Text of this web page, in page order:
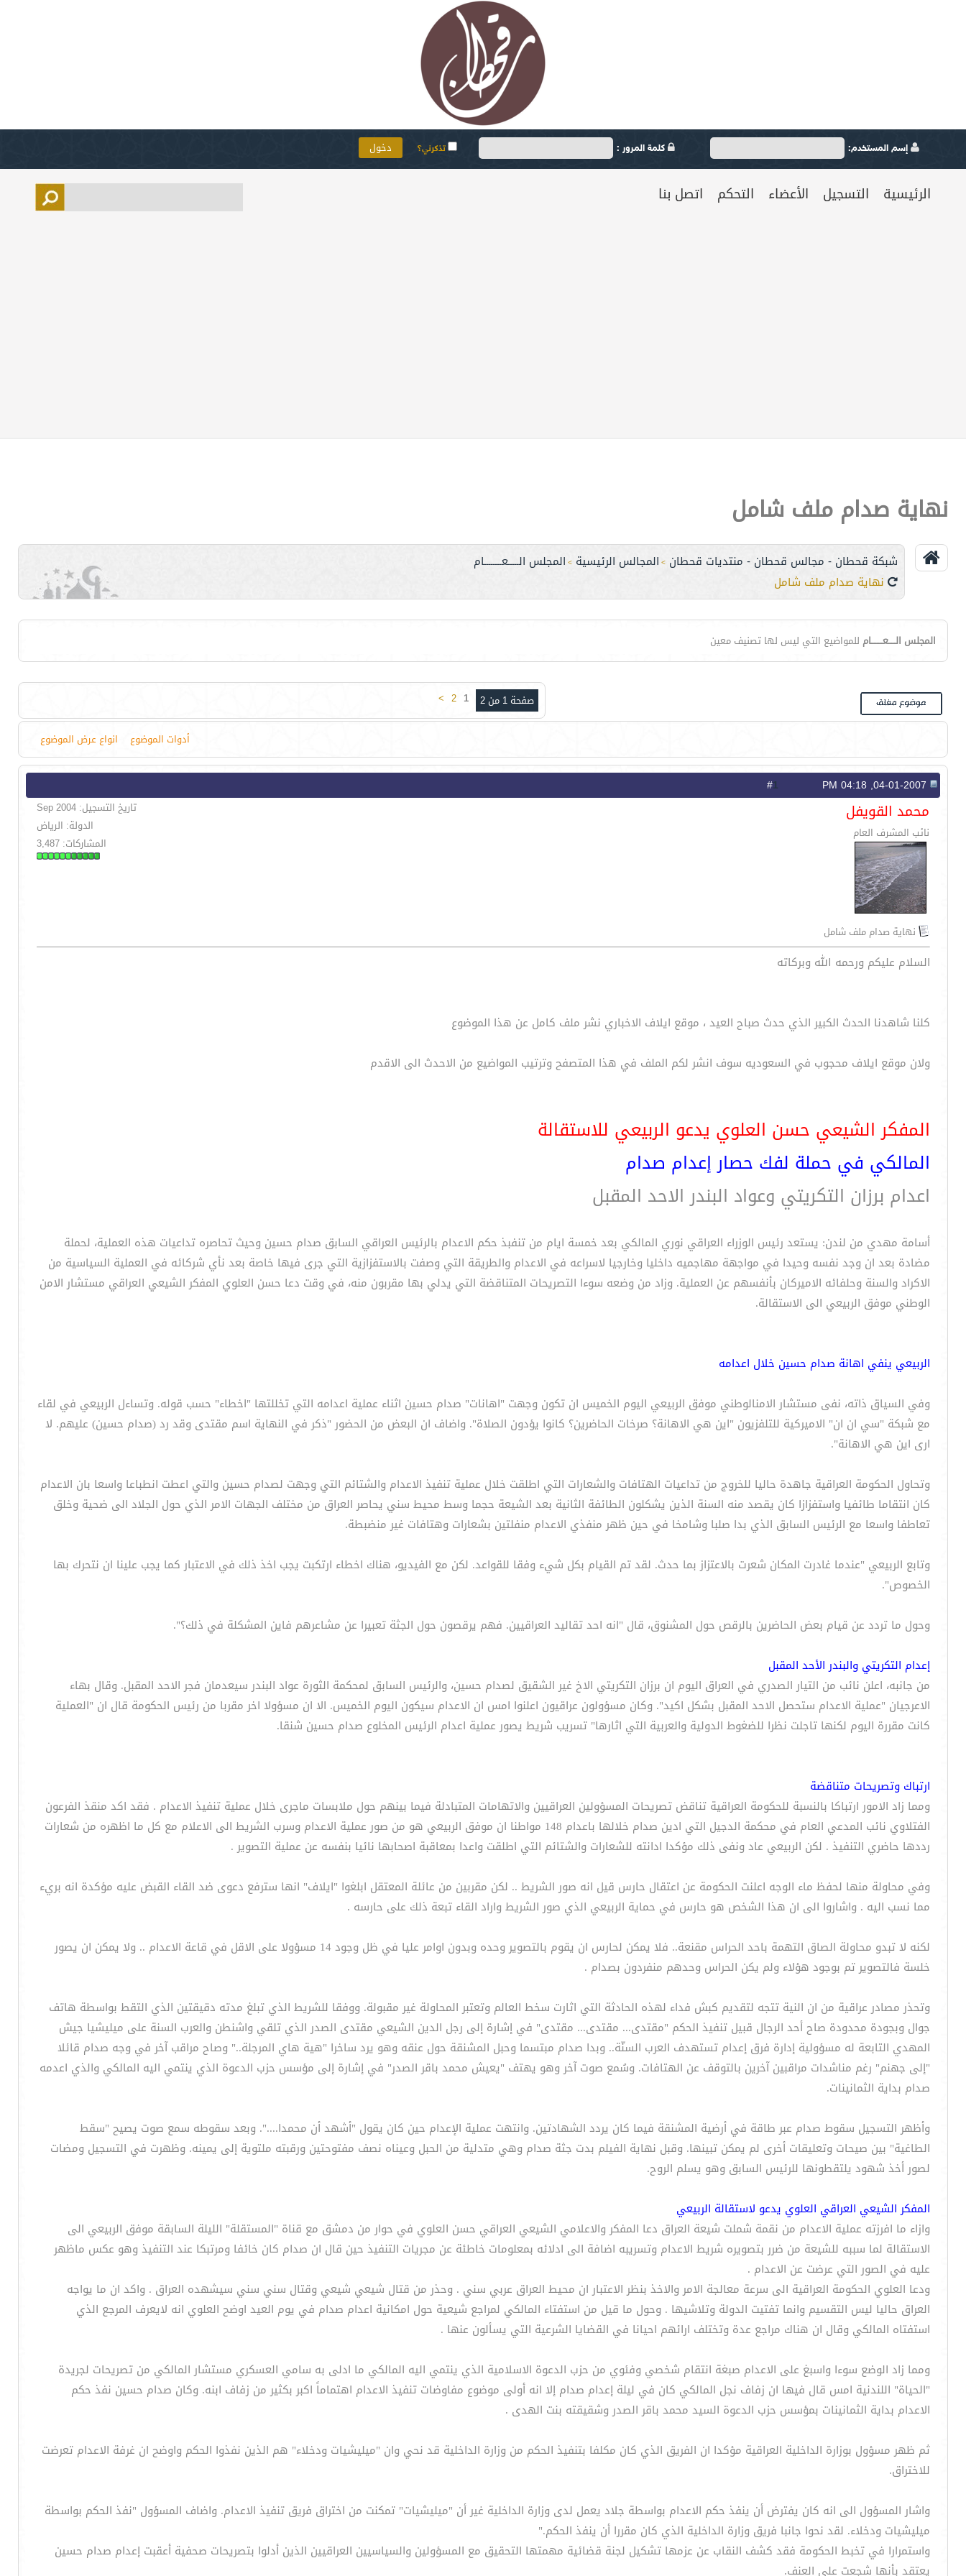
إسم المستخدم: كلمة المرور : تذكرني؟
الرئيسية التسجيل الأعضاء التحكم اتصل بنا
نهاية صدام ملف شامل
شبكة قحطان - مجالس قحطان - منتديات قحطان > المجالس الرئيسية > المجلس الـــــعــــــــام
نهاية صدام ملف شامل
المجلس الـــــعــــــــام للمواضيع التي ليس لها تصنيف معين
صفحة 1 من 2 1
2
>
أدوات الموضوع انواع عرض الموضوع
1
محمد القويفل
نائب المشرف العام
تاريخ التسجيل: Sep 2004
الدولة: الرياض
المشاركات: 3,487
نهاية صدام ملف شامل
السلام عليكم ورحمه الله وبركاته
كلنا شاهدنا الحدث الكبير الذي حدث صباح العيد ، موقع ايلاف الاخباري نشر ملف كامل عن هذا الموضوع
ولان موقع ايلاف محجوب في السعوديه سوف انشر لكم الملف في هذا المتصفح وترتيب المواضيع من الاحدث الى الاقدم
المفكر الشيعي حسن العلوي يدعو الربيعي للاستقالة
المالكي في حملة لفك حصار إعدام صدام
اعدام برزان التكريتي وعواد البندر الاحد المقبل
أسامة مهدي من لندن: يستعد رئيس الوزراء العراقي نوري المالكي بعد خمسة ايام من تنفبذ حكم الاعدام بالرئيس العراقي السابق صدام حسين وحيث تحاصره تداعيات هذه العملية، لحملة
مضادة بعد ان وجد نفسه وحيدا في مواجهة مهاجميه داخليا وخارجيا لاسراعه في الاعدام والطريقة التي وصفت بالاستفزازية التي جرى فيها خاصة بعد نأي شركائه في العملية السياسية من
الاكراد والسنة وحلفائه الاميركان بأنفسهم عن العملية. وزاد من وضعه سوءا التصريحات المتناقضة التي يدلي بها مقربون منه، في وقت دعا حسن العلوي المفكر الشيعي العراقي مستشار الامن
الوطني موفق الربيعي الى الاستقالة.
الربيعي ينفي اهانة صدام حسين خلال اعدامه
وفي السياق ذاته، نفى مستشار الامنالوطني موفق الربيعي اليوم الخميس ان تكون وجهت "اهانات" صدام حسين اثناء عملية اعدامه التي تخللتها "اخطاء" حسب قوله. وتساءل الربيعي في لقاء
مع شبكة "سي ان ان" الاميركية للتلفزيون "اين هي الاهانة؟ صرخات الحاضرين؟ كانوا يؤدون الصلاة". واضاف ان البعض من الحضور "ذكر في النهاية اسم مقتدى وقد رد (صدام حسين) عليهم. لا
ارى اين هي الاهانة".
وتحاول الحكومة العراقية جاهدة حاليا للخروج من تداعيات الهتافات والشعارات التي اطلقت خلال عملية تنفيذ الاعدام والشتائم التي وجهت لصدام حسين والتي اعطت انطباعا واسعا بان الاعدام
كان انتقاما طائفيا واستفزازا كان يقصد منه السنة الذين يشكلون الطائفة الثانية بعد الشيعة حجما وسط محيط سني يحاصر العراق من مختلف الجهات الامر الذي حول الجلاد الى ضحية وخلق
تعاطفا واسعا مع الرئيس السابق الذي بدا صلبا وشامخا في حين ظهر منفذي الاعدام منفلتين بشعارات وهتافات غير منضبطة.
وتابع الربيعي "عندما غادرت المكان شعرت بالاعتزاز بما حدث. لقد تم القيام بكل شيء وفقا للقواعد. لكن مع الفيديو، هناك اخطاء ارتكبت يجب اخذ ذلك في الاعتبار كما يجب علينا ان نتحرك بها
الخصوص".
وحول ما تردد عن قيام بعض الحاضرين بالرقص حول المشنوق، قال "انه احد تقاليد العراقيين. فهم يرقصون حول الجثة تعبيرا عن مشاعرهم فاين المشكلة في ذلك؟".
إعدام التكريتي والبندر الأحد المقبل
من جانبه، اعلن نائب من التيار الصدري في العراق اليوم ان برزان التكريتي الاخ غير الشقيق لصدام حسين، والرئيس السابق لمحكمة الثورة عواد البندر سيعدمان فجر الاحد المقبل. وقال بهاء
الاعرجيان "عملية الاعدام ستحصل الاحد المقبل بشكل اكيد". وكان مسؤولون عراقيون اعلنوا امس ان الاعدام سيكون اليوم الخميس. الا ان مسؤولا اخر مقربا من رئيس الحكومة قال ان "العملية
كانت مقررة اليوم لكنها تاجلت نظرا للضغوط الدولية والعربية التي اثارها" تسريب شريط يصور عملية اعدام الرئيس المخلوع صدام حسين شنقا.
ارتباك وتصريحات متناقضة
ومما زاد الامور ارتباكا بالنسبة للحكومة العراقية تناقض تصريحات المسؤولين العراقيين والاتهامات المتبادلة فيما بينهم حول ملابسات ماجرى خلال عملية تنفيذ الاعدام . فقد اكد منقذ الفرعون
الفتلاوي نائب المدعي العام في محكمة الدجيل التي ادين صدام خلالها باعدام 148 مواطنا ان موفق الربيعي هو من صور عملية الاعدام وسرب الشريط الى الاعلام مع كل ما اظهره من شعارات
رددها حاضري التنفيذ . لكن الربيعي عاد ونفى ذلك مؤكدا ادانته للشعارات والشتائم التي اطلقت واعدا بمعاقبة اصحابها نائيا بنفسه عن عملية التصوير .
وفي محاولة منها لحفظ ماء الوجه اعلنت الحكومة عن اعتقال حارس قيل انه صور الشريط .. لكن مقربين من عائلة المعتقل ابلغوا "ايلاف" انها سترفع دعوى ضد القاء القبض عليه مؤكدة انه بريء
مما نسب اليه . واشاروا الى ان هذا الشخص هو حارس في حماية الربيعي الذي صور الشريط واراد القاء تبعة ذلك على حارسه .
لكنه لا تبدو محاولة الصاق التهمة باحد الحراس مقنعة.. فلا يمكن لحارس ان يقوم بالتصوير وحده وبدون اوامر عليا في ظل وجود 14 مسؤولا على الاقل في قاعة الاعدام .. ولا يمكن ان يصور
خلسة فالتصوير تم بوجود هؤلاء ولم يكن الحراس وحدهم منفردون بصدام .
وتحذر مصادر عراقية من ان النية تتجه لتقديم كبش فداء لهذه الحادثة التي اثارت سخط العالم وتعتبر المحاولة غير مقبولة. ووفقا للشريط الذي تبلغ مدته دقيقتين الذي التقط بواسطة هاتف
جوال وبجودة محدودة صاح أحد الرجال قبيل تنفيذ الحكم "مقتدى... مقتدى... مقتدى" في إشارة إلى رجل الدين الشيعي مقتدى الصدر الذي تلقي واشنطن والعرب السنة على ميليشيا جيش
المهدي التابعة له مسؤولية إدارة فرق إعدام تستهدف العرب السنّة.. وبدا صدام مبتسما وحبل المشنقة حول عنقه وهو يرد ساخرا "هية هاي المرجلة.." وصاح مراقب آخر في وجه صدام قائلا
"إلى جهنم" رغم مناشدات مراقبين آخرين بالتوقف عن الهتافات. وسُمع صوت آخر وهو يهتف "يعيش محمد باقر الصدر" في إشارة إلى مؤسس حزب الدعوة الذي ينتمي اليه المالكي والذي اعدمه
صدام بداية الثمانينات.
وأظهر التسجيل سقوط صدام عبر طاقة في أرضية المشنقة فيما كان يردد الشهادتين. وانتهت عملية الإعدام حين كان يقول "أشهد أن محمدا....". وبعد سقوطه سمع صوت يصيح "سقط
الطاغية" بين صيحات وتعليقات أخرى لم يمكن تبينها. وقبل نهاية الفيلم بدت جثة صدام وهي متدلية من الحبل وعيناه نصف مفتوحتين ورقبته ملتوية إلى يمينه. وظهرت في التسجيل ومضات
لصور أخذ شهود يلتقطونها للرئيس السابق وهو يسلم الروح.
المفكر الشيعي العراقي العلوي يدعو لاستقالة الربيعي
وازاء ما افرزته عملية الاعدام من نقمة شملت شيعة العراق دعا المفكر والاعلامي الشيعي العراقي حسن العلوي في حوار من دمشق مع قناة "المستقلة" الليلة السابقة موفق الربيعي الى
الاستقالة لما سببه للشيعة من ضرر بتصويره شريط الاعدام وتسريبه اضافة الى ادلائه بمعلومات خاطئة عن مجريات التنفيذ حين قال ان صدام كان خائفا ومرتبكا عند التنفيذ وهو عكس ماظهر
عليه في الصور التي عرضت عن الاعدام .
ودعا العلوي الحكومة العراقية الى سرعة معالجة الامر والاخذ بنظر الاعتبار ان محيط العراق عربي سني . وحذر من قتال شيعي شيعي وقتال سني سني سيشهده العراق . واكد ان ما يواجه
العراق حاليا ليس التقسيم وانما تفتيت الدولة وتلاشيها . وحول ما قيل من استفتاء المالكي لمراجع شيعية حول امكانية اعدام صدام في يوم العيد اوضح العلوي انه لايعرف المرجع الذي
استفتاه المالكي وقال ان هناك مراجع عدة وتختلف ارائهم احيانا في القضايا الشرعية التي يسألون عنها .
ومما زاد الوضع سوءا واسبغ على الاعدام صبغة انتقام شخصي وفئوي من حزب الدعوة الاسلامية الذي ينتمي اليه المالكي ما ادلى به سامي العسكري مستشار المالكي من تصريحات لجريدة
"الحياة" اللندنية امس قال فيها ان زفاف نجل المالكي كان في ليلة إعدام صدام إلا انه أولى موضوع مفاوضات تنفيذ الاعدام اهتماماً اكبر بكثير من زفاف ابنه. وكان صدام حسين نفذ حكم
الاعدام بداية الثمانينات بمؤسس حزب الدعوة السيد محمد باقر الصدر وشقيقته بنت الهدى .
ثم ظهر مسؤول بوزارة الداخلية العراقية مؤكدا ان الفريق الذي كان مكلفا بتنفيذ الحكم من وزارة الداخلية قد نحي وان "ميليشيات ودخلاء" هم الذين نفذوا الحكم واوضح ان غرفة الاعدام تعرضت
للاختراق.
واشار المسؤول الى انه كان يفترض أن ينفذ حكم الاعدام بواسطة جلاد يعمل لدى وزارة الداخلية غير أن "ميليشيات" تمكنت من اختراق فريق تنفيذ الاعدام. واضاف المسؤول "نفذ الحكم بواسطة
ميليشيات ودخلاء. لقد نحوا جانبا فريق وزارة الداخلية الذي كان مقررا أن ينفذ الحكم."
واستمرارا في تخبط الحكومة فقد كشف النقاب عن عزمها تشكيل لجنة قضائية مهمتها التحقيق مع المسؤولين والسياسيين العراقيين الذين أدلوا بتصريحات صحفية أعقبت إعدام صدام حسين
يعتقد بأنها شجعت على العنف.